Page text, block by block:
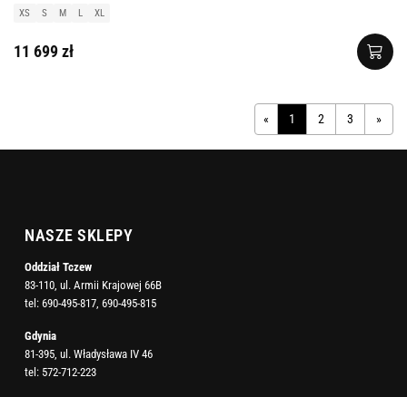
XS S M L XL
11 699 zł
« 1 2 3 »
NASZE SKLEPY
Oddział Tczew
83-110, ul. Armii Krajowej 66B
tel: 690-495-817, 690-495-815
Gdynia
81-395, ul. Władysława IV 46
tel: 572-712-223